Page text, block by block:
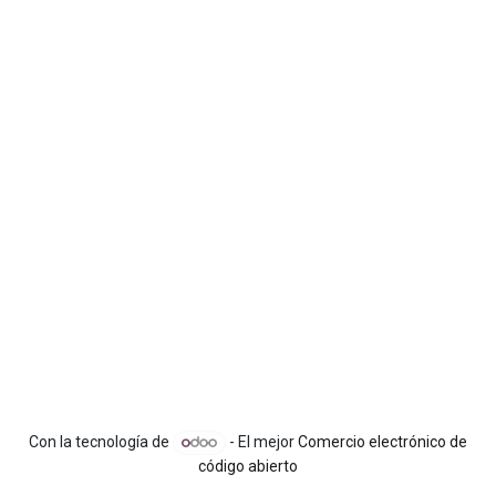
Con la tecnología de - El mejorComercio electrónico de
código abierto